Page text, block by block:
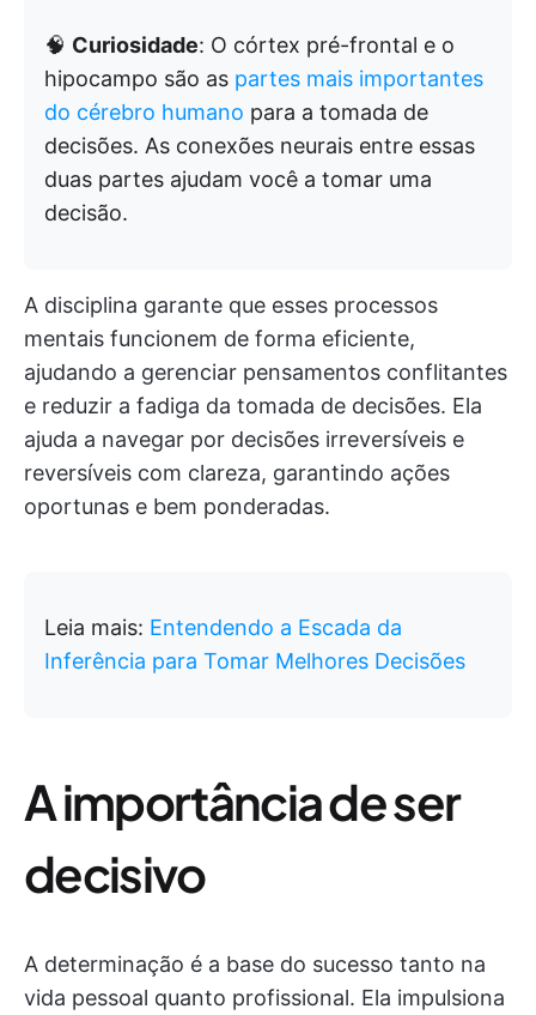
🧠 Curiosidade: O córtex pré-frontal e o
hipocampo são as partes mais importantes
do cérebro humano para a tomada de
decisões. As conexões neurais entre essas
duas partes ajudam você a tomar uma
decisão.
A disciplina garante que esses processos
mentais funcionem de forma eficiente,
ajudando a gerenciar pensamentos conflitantes
e reduzir a fadiga da tomada de decisões. Ela
ajuda a navegar por decisões irreversíveis e
reversíveis com clareza, garantindo ações
oportunas e bem ponderadas.
Leia mais: Entendendo a Escada da
Inferência para Tomar Melhores Decisões
A importância de ser
decisivo
A determinação é a base do sucesso tanto na
vida pessoal quanto profissional. Ela impulsiona